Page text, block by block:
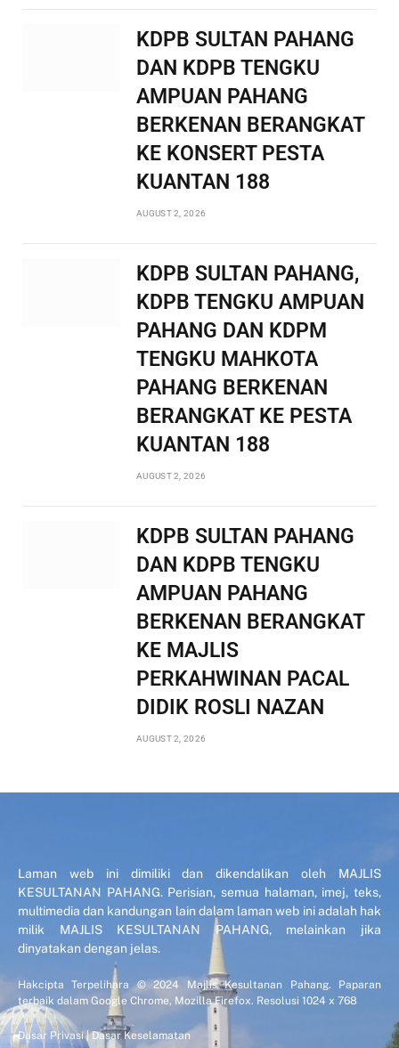
KDPB SULTAN PAHANG
DAN KDPB TENGKU
AMPUAN PAHANG
BERKENAN BERANGKAT
KE KONSERT PESTA
KUANTAN 188
AUGUST 2, 2026
KDPB SULTAN PAHANG,
KDPB TENGKU AMPUAN
PAHANG DAN KDPM
TENGKU MAHKOTA
PAHANG BERKENAN
BERANGKAT KE PESTA
KUANTAN 188
AUGUST 2, 2026
KDPB SULTAN PAHANG
DAN KDPB TENGKU
AMPUAN PAHANG
BERKENAN BERANGKAT
KE MAJLIS
PERKAHWINAN PACAL
DIDIK ROSLI NAZAN
AUGUST 2, 2026
Laman web ini dimiliki dan dikendalikan oleh MAJLIS
KESULTANAN PAHANG. Perisian, semua halaman, imej, teks,
multimedia dan kandungan lain dalam laman web ini adalah hak
milik MAJLIS KESULTANAN PAHANG, melainkan jika
dinyatakan dengan jelas.
Hakcipta Terpelihara © 2024 Majlis Kesultanan Pahang. Paparan
terbaik dalam Google Chrome, Mozilla Firefox. Resolusi 1024 x 768
Dasar Privasi|Dasar Keselamatan